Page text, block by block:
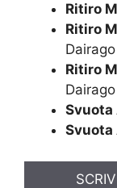
Ritiro
Ritiro
Dairago
Ritiro
Dairago